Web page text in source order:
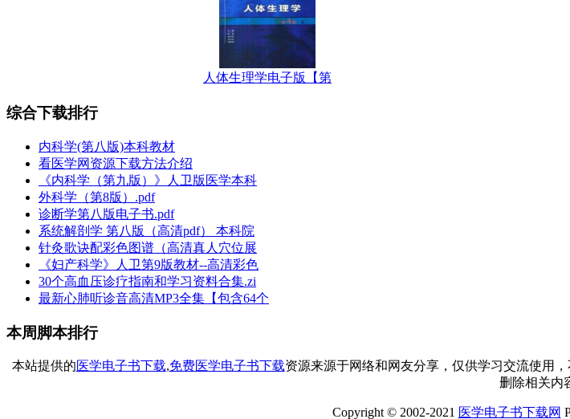
人体生理学电子版【第
综合下载排行
内科学(第八版)本科教材
看医学网资源下载方法介绍
《内科学（第九版）》人卫版医学本科
外科学（第8版）.pdf
诊断学第八版电子书.pdf
系统解剖学 第八版（高清pdf） 本科院
针灸歌诀配彩色图谱（高清真人穴位展
《妇产科学》人卫第9版教材--高清彩色
30个高血压诊疗指南和学习资料合集.zi
最新心肺听诊音高清MP3全集【包含64个
本周脚本排行
本站提供的医学电子书下载,免费医学电子书下载资源来源于网络和网友分享，仅供学习交流使用
删除相关内
Copyright © 2002-2021 医学电子书下载网